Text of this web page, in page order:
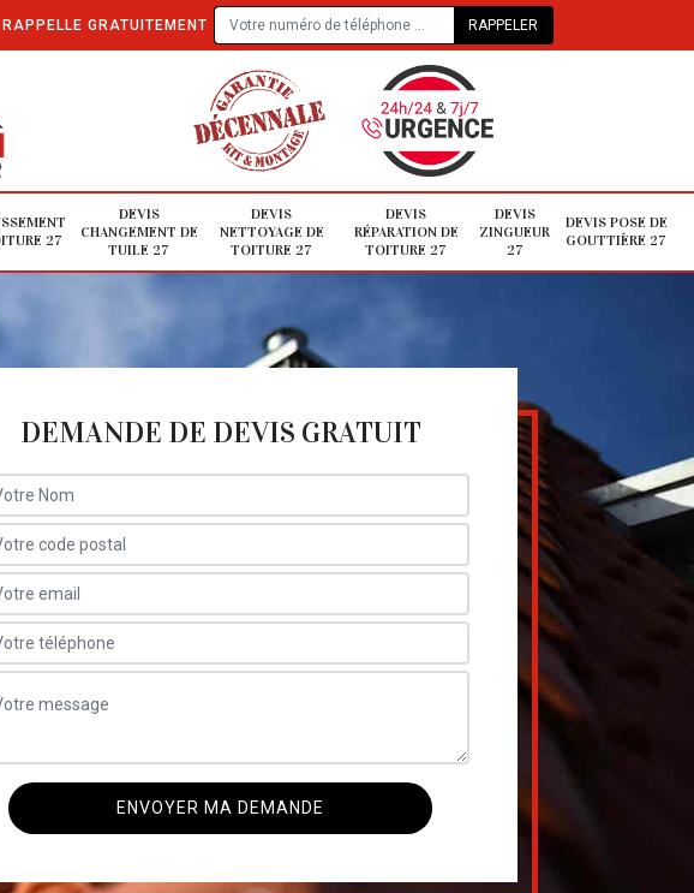
GRATUITEMENT
27
DEVIS
CHANGEMENT DE
TUILE 27
DEVIS
NETTOYAGE DE
TOITURE 27
DEVIS
RÉPARATION DE
TOITURE 27
DEVIS
ZINGUEUR
27
DEVIS POSE DE
GOUTTIÈRE 27
DEMANDE DE DEVIS GRATUIT